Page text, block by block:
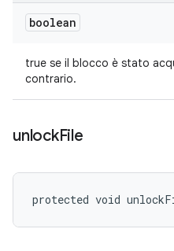
boolean
true se il blocco è stato
contrario.
unlockFile
protected void